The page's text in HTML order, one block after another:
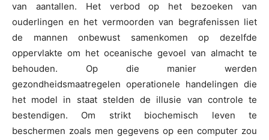
van aantallen. Het verbod op het bezoeken van
ouderlingen en het vermoorden van begrafenissen liet
de mannen onbewust samenkomen op dezelfde
oppervlakte om het oceanische gevoel van almacht te
behouden. Op die manier werden
gezondheidsmaatregelen operationele handelingen die
het model in staat stelden de illusie van controle te
bestendigen. Om strikt biochemisch leven te
beschermen zoals men gegevens op een computer zou